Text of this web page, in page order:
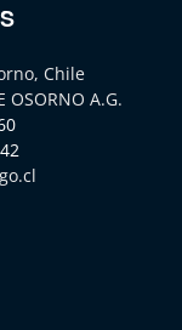
Chile
OSORNO A.G.